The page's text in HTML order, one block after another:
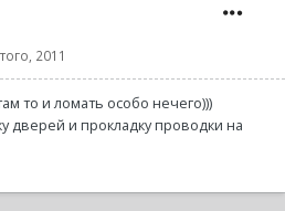
2011
то и ломать особо нечего)))
дверей и прокладку проводки на